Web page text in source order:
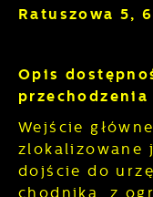
Ratuszowa 5,
Opis
Wejście
zlokalizowane
dojście do
chodnika, z